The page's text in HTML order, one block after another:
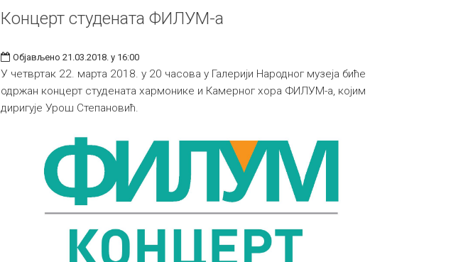
Концерт студената ФИЛУМ-а
Објављено 21.03.2018. у 16:00
У четвртак 22. марта 2018. у 20 часова у Галерији Народног музеја биће
одржан концерт студената хармонике и Камерног хора ФИЛУМ-а, којим
диригује Урош Степановић.